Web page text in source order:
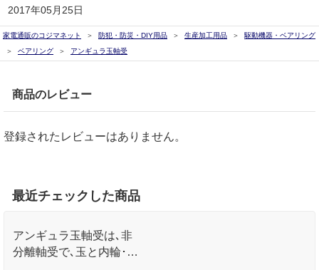
2017年05月25日
家電通販のコジマネット 防犯・防災・DIY用品 生産加工用品
駆動機器・ベアリング
ベアリング
アンギュラ玉軸受
商品のレビュー
登録されたレビューはありません。
最近チェックした商品
アンギュラ玉軸受は､非
分離軸受で､玉と内輪･外